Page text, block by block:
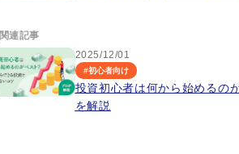
関連記事
2025/12/01
#初心者向け
投資初心者は何から始めるの
を解説